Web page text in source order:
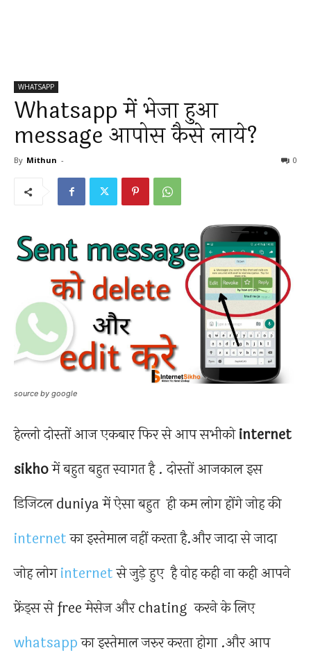
WHATSAPP
Whatsapp में भेजा हुआ
message आपोस कैसे लाये?
By Mithun - 0
source by google
हेल्लो दोस्तों आज एकबार फिर से आप सभीकोinternet
sikhoमें बहुत बहुत स्वागत है . दोस्तों आजकाल इस
डिजिटल duniya में ऐसा बहुत ही कम लोग होंगे जोह की
internetका इस्तेमाल नहीं करता है.और जादा से जादा
जोह लोगinternetसे जुड़े हुए है वोह कही ना कही आपने
फ्रेंड्स से free मेसेज और chating करने के लिए
whatsappका इस्तेमाल जरुर करता होगा .और आप